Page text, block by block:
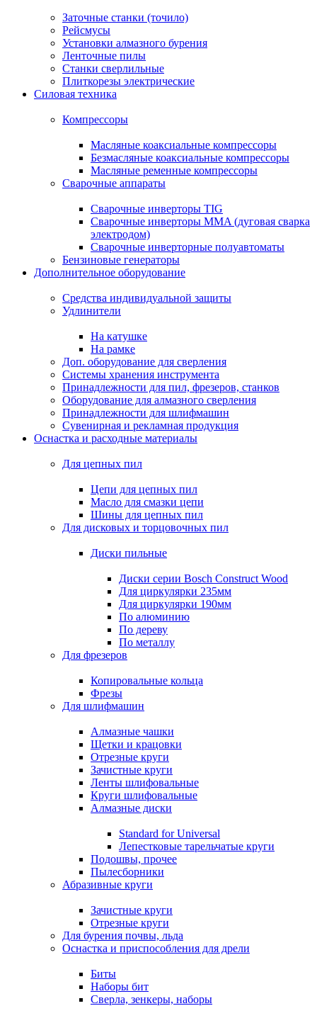
Заточные станки (точило)
Рейсмусы
Установки алмазного бурения
Ленточные пилы
Станки сверлильные
Плиткорезы электрические
Силовая техника
Компрессоры
Масляные коаксиальные компрессоры
Безмасляные коаксиальные компрессоры
Масляные ременные компрессоры
Сварочные аппараты
Сварочные инверторы TIG
Сварочные инверторы MMA (дуговая сварка
электродом)
Сварочные инверторные полуавтоматы
Бензиновые генераторы
Дополнительное оборудование
Средства индивидуальной защиты
Удлинители
На катушке
На рамке
Доп. оборудование для сверления
Системы хранения инструмента
Принадлежности для пил, фрезеров, станков
Оборудование для алмазного сверления
Принадлежности для шлифмашин
Сувенирная и рекламная продукция
Оснастка и расходные материалы
Для цепных пил
Цепи для цепных пил
Масло для смазки цепи
Шины для цепных пил
Для дисковых и торцовочных пил
Диски пильные
Диски серии Bosch Construct Wood
Для циркулярки 235мм
Для циркулярки 190мм
По алюминию
По дереву
По металлу
Для фрезеров
Копировальные кольца
Фрезы
Для шлифмашин
Алмазные чашки
Щетки и крацовки
Отрезные круги
Зачистные круги
Ленты шлифовальные
Круги шлифовальные
Алмазные диски
Standard for Universal
Лепестковые тарельчатые круги
Подошвы, прочее
Пылесборники
Абразивные круги
Зачистные круги
Отрезные круги
Для бурения почвы, льда
Оснастка и приспособления для дрели
Биты
Наборы бит
Сверла, зенкеры, наборы